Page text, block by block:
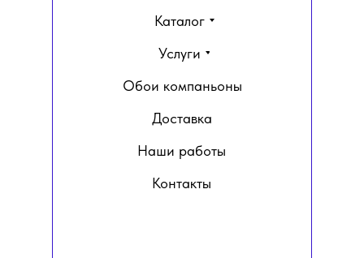
Контакты
Наши работы
Доставка
Обои компаньоны
Услуги
Каталог